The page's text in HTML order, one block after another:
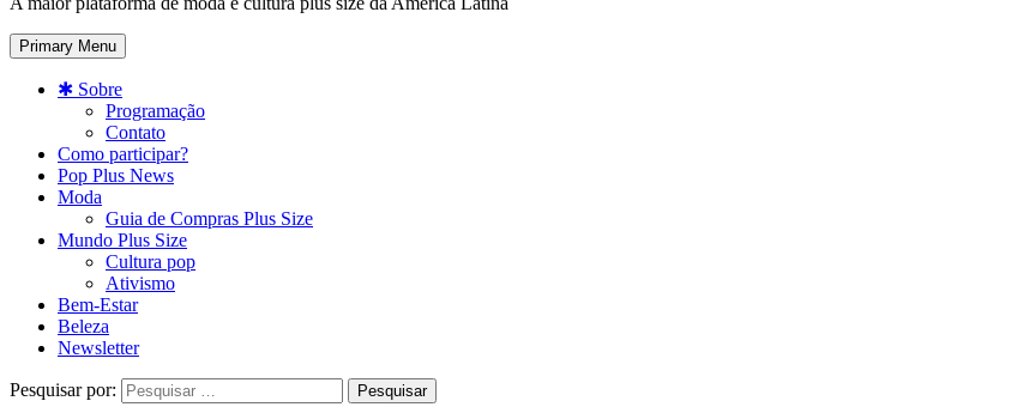
Primary Menu
✱ Sobre
Programação
Contato
Como participar?
Pop Plus News
Moda
Guia de Compras Plus Size
Mundo Plus Size
Cultura pop
Ativismo
Bem-Estar
Beleza
Newsletter
Pesquisar por: